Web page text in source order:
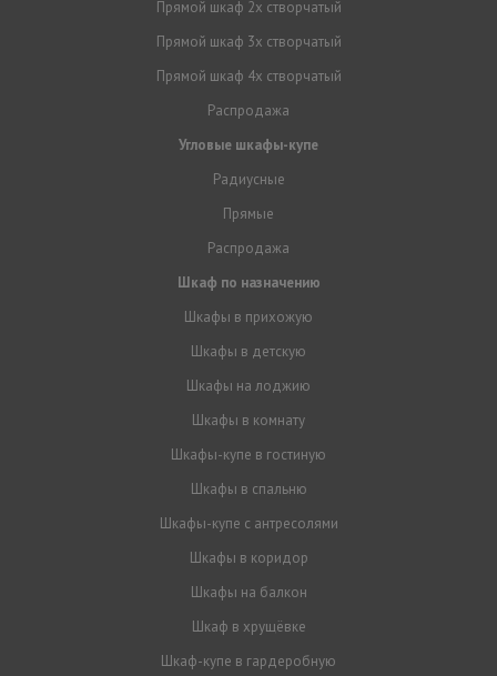
Прямой шкаф 2х створчатый
Прямой шкаф 3х створчатый
Прямой шкаф 4х створчатый
Распродажа
Угловые шкафы-купе
Радиусные
Прямые
Распродажа
Шкаф по назначению
Шкафы в прихожую
Шкафы в детскую
Шкафы на лоджию
Шкафы в комнату
Шкафы-купе в гостиную
Шкафы в спальню
Шкафы-купе с антресолями
Шкафы в коридор
Шкафы на балкон
Шкаф в хрущёвке
Шкаф-купе в гардеробную